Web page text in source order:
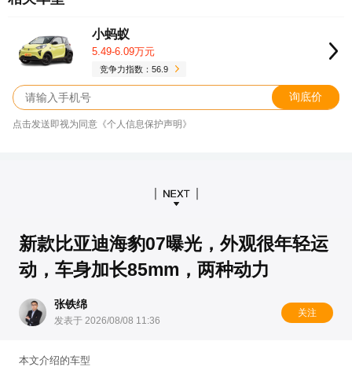
小蚂蚁
5.49-6.09万元
竞争力指数：56.9
询底价
点击发送即视为同意《个人信息保护声明》
新款比亚迪海豹07曝光，外观很年轻运
动，车身加长85mm，两种动力
张铁绵
发表于 2026/08/08 11:36
关注
本文介绍的车型